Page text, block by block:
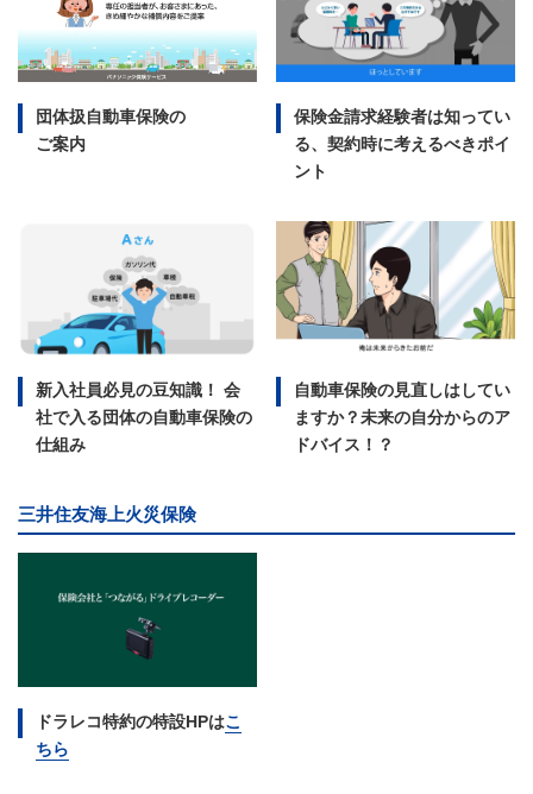
団体扱自動車保険の
ご案内
保険金請求経験者は知ってい
る、契約時に考えるべきポイ
ント
新入社員必見の豆知識！ 会
社で入る団体の自動車保険の
仕組み
自動車保険の見直しはしてい
ますか？未来の自分からのア
ドバイス！？
三井住友海上火災保険
ドラレコ特約の特設HPはこ
ちら